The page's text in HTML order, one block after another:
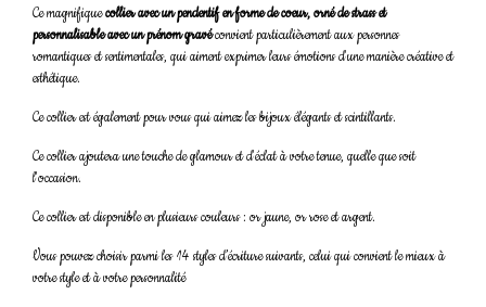
Ce magnifiquecollier avec un pendentif en forme de coeur, orné de strass et
personnalisable avec un prénom gravéconvient particulièrement aux personnes
romantiques et sentimentales, qui aiment exprimer leurs émotions d'une manière créative et
esthétique.
Ce collier est également pour vous qui aimez les bijoux élégants et scintillants.
Ce collier ajoutera une touche de glamour et d'éclat à votre tenue, quelle que soit
l'occasion.
Ce collier est disponible en plusieurs couleurs : or jaune, or rose et argent.
Vous pouvez choisir parmi les 14 styles d’écriture suivants, celui qui convient le mieux à
votre style et à votre personnalité